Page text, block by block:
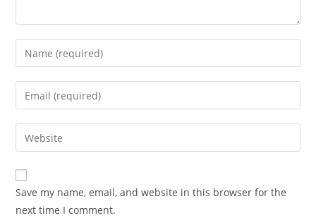
Enter
your
name
comment
Enter
your
email
address
comment
Enter
your
website
URL
(optional)
Save my name, email, and website in this browser for the
next time I comment.